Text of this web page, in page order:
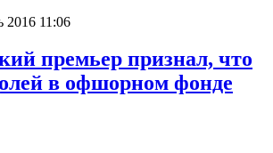
2016 11:06
премьер признал, что
в офшорном фонде